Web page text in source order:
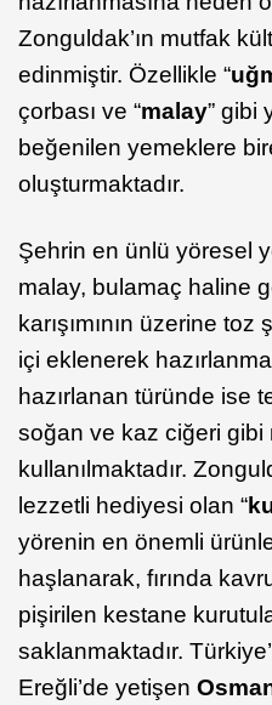
Zonguldak’ın mutfak
edinmiştir. Özellikle “
çorbası ve “malay” gibi
beğenilen yemeklere
oluşturmaktadır.
Şehrin en ünlü yöresel
malay, bulamaç haline
karışımının üzerine
içi eklenerek
hazırlanan türünde ise
soğan ve kaz ciğeri gibi
kullanılmaktadır.
lezzetli hediyesi olan “
yörenin en önemli
haşlanarak, fırında
pişirilen kestane
saklanmaktadır.
Ereğli’de yetişen